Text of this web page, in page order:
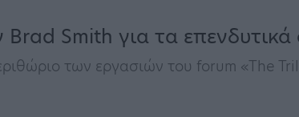
Smith για τα
των εργασιών του forum «The